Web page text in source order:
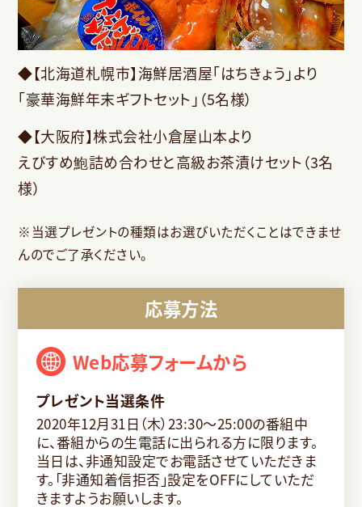
◆【北海道札幌市】海鮮居酒屋「はちきょう」より
「豪華海鮮年末ギフトセット」（5名様）
◆【大阪府】株式会社小倉屋山本より
えびすめ鮑詰め合わせと高級お茶漬けセット（3名
様）
※当選プレゼントの種類はお選びいただくことはできませ
んのでご了承ください。
応募方法
Web応募フォームから
プレゼント当選条件
2020年12月31日（木）23:30～25:00の番組中
に、番組からの生電話に出られる方に限ります。
当日は、非通知設定でお電話させていただきま
す。「非通知着信拒否」設定をOFFにしていただ
きますようお願いします。